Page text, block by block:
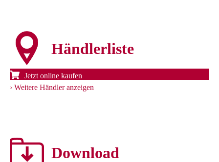
Händlerliste
Jetzt online kaufen
Weitere Händler anzeigen
Download